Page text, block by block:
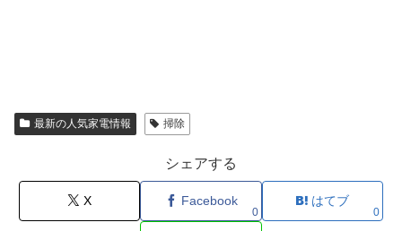
最新の人気家電情報 掃除
シェアする
X Facebook
0
はてブ
0